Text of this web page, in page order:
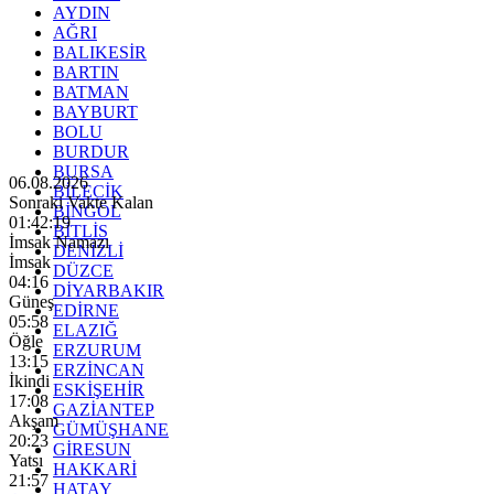
AYDIN
AĞRI
BALIKESİR
BARTIN
BATMAN
BAYBURT
BOLU
BURDUR
BURSA
BİLECİK
BİNGÖL
BİTLİS
DENİZLİ
DÜZCE
DİYARBAKIR
EDİRNE
ELAZIĞ
ERZURUM
ERZİNCAN
ESKİŞEHİR
GAZİANTEP
GÜMÜŞHANE
GİRESUN
HAKKARİ
HATAY
06.08.2026
Sonraki Vakte Kalan
01:42:17
İmsak Namazı
İmsak
04:16
Güneş
05:58
Öğle
13:15
İkindi
17:08
Akşam
20:23
Yatsı
21:57